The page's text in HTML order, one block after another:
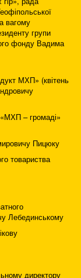
вагому
групи
фонду Вадима
МХП» (квітень
– громаді»
Пицюку
товариства
Лебединському
директору